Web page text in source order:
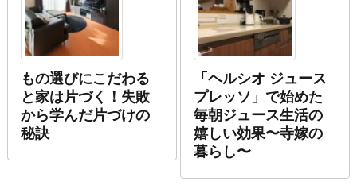
もの選びにこだわる
と家は片づく！失敗
から学んだ片づけの
秘訣
「ヘルシオ ジュース
プレッソ」で始めた
毎朝ジュース生活の
嬉しい効果〜寺嫁の
暮らし〜